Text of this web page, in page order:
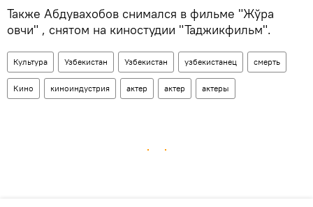
Также Абдувахобов снимался в фильме "Жўра
овчи" , снятом на киностудии "Таджикфильм".
Культура Узбекистан Узбекистан узбекистанец смерть
Кино киноиндустрия актер актер актеры